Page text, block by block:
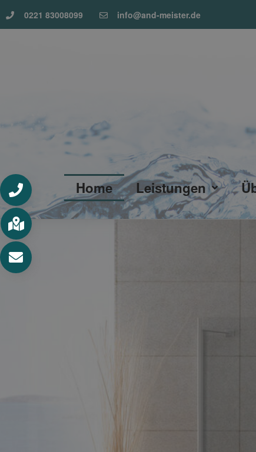
0221 83008099 info@and-meister.de
Home Leistungen